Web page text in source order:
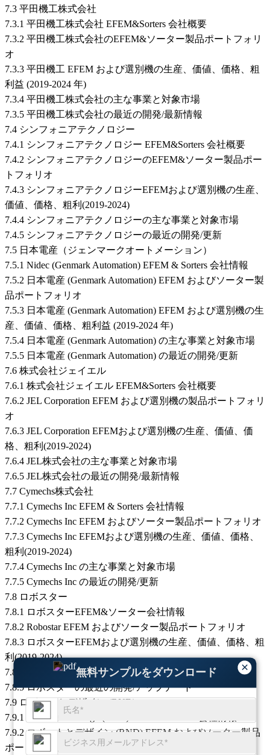
×
無料サンプルをダウンロード
7.3 平田機工株式会社
7.3.1 平田機工株式会社 EFEM&Sorters 会社概要
7.3.2 平田機工株式会社のEFEM&ソーター製品ポートフォリ
オ
7.3.3 平田機工 EFEM および選別機の生産、価値、価格、粗
利益 (2019-2024 年)
7.3.4 平田機工株式会社の主な事業と対象市場
7.3.5 平田機工株式会社の最近の開発/最新情報
7.4 シンフォニアテクノロジー
7.4.1 シンフォニアテクノロジー EFEM&Sorters 会社概要
7.4.2 シンフォニアテクノロジーのEFEM&ソーター製品ポー
トフォリオ
7.4.3 シンフォニアテクノロジーEFEMおよび選別機の生産、
価値、価格、粗利(2019-2024)
7.4.4 シンフォニアテクノロジーの主な事業と対象市場
7.4.5 シンフォニアテクノロジーの最近の開発/更新
7.5 日本電産（ジェンマークオートメーション）
7.5.1 Nidec (Genmark Automation) EFEM & Sorters 会社情報
7.5.2 日本電産 (Genmark Automation) EFEM およびソーター製
品ポートフォリオ
7.5.3 日本電産 (Genmark Automation) EFEM および選別機の生
産、価値、価格、粗利益 (2019-2024 年)
7.5.4 日本電産 (Genmark Automation) の主な事業と対象市場
7.5.5 日本電産 (Genmark Automation) の最近の開発/更新
7.6 株式会社ジェイエル
7.6.1 株式会社ジェイエル EFEM&Sorters 会社概要
7.6.2 JEL Corporation EFEM および選別機の製品ポートフォリ
オ
7.6.3 JEL Corporation EFEMおよび選別機の生産、価値、価
格、粗利(2019-2024)
7.6.4 JEL株式会社の主な事業と対象市場
7.6.5 JEL株式会社の最近の開発/最新情報
7.7 Cymechs株式会社
7.7.1 Cymechs Inc EFEM & Sorters 会社情報
7.7.2 Cymechs Inc EFEM およびソーター製品ポートフォリオ
7.7.3 Cymechs Inc EFEMおよび選別機の生産、価値、価格、
粗利(2019-2024)
7.7.4 Cymechs Inc の主な事業と対象市場
7.7.5 Cymechs Inc の最近の開発/更新
7.8 ロボスター
7.8.1 ロボスターEFEM&ソーター会社情報
7.8.2 Robostar EFEM およびソーター製品ポートフォリオ
7.8.3 ロボスターEFEMおよび選別機の生産、価値、価格、粗
利(2019-2024)
7.8.4 ロボスターの主な事業と対象市場
7.8.5 ロボスターの最近の開発/アップデート
7.9 ロボットとデザイン (RND)
7.9.1 Robots and Design (RND) EFEM & Sorters 会社情報
7.9.2 ロボットとデザイン (RND) EFEM およびソーター製品
ポートフォリオ